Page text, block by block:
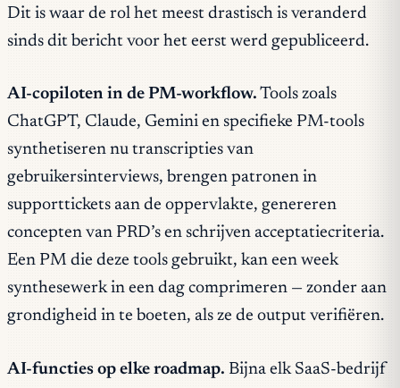
Dit is waar de rol het meest drastisch is veranderd
sinds dit bericht voor het eerst werd gepubliceerd.
AI-copiloten in de PM-workflow. Tools zoals
ChatGPT, Claude, Gemini en specifieke PM-tools
synthetiseren nu transcripties van
gebruikersinterviews, brengen patronen in
supporttickets aan de oppervlakte, genereren
concepten van PRD’s en schrijven acceptatiecriteria.
Een PM die deze tools gebruikt, kan een week
synthesewerk in een dag comprimeren — zonder aan
grondigheid in te boeten, als ze de output verifiëren.
AI-functies op elke roadmap. Bijna elk SaaS-bedrijf